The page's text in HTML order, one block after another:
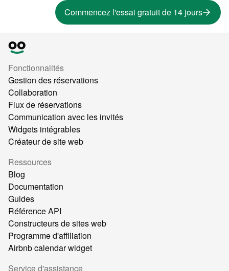
Commencez l'essai gratuit de 14 jours
Fonctionnalités
Gestion des réservations
Collaboration
Flux de réservations
Communication avec les invités
Widgets intégrables
Créateur de site web
Ressources
Blog
Documentation
Guides
Référence API
Constructeurs de sites web
Programme d'affiliation
Airbnb calendar widget
Service d'assistance